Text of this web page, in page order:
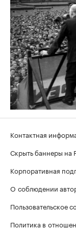
Контактная
Скрыть баннеры на
Корпоративная
О соблюдении
Пользовательское
Политика в